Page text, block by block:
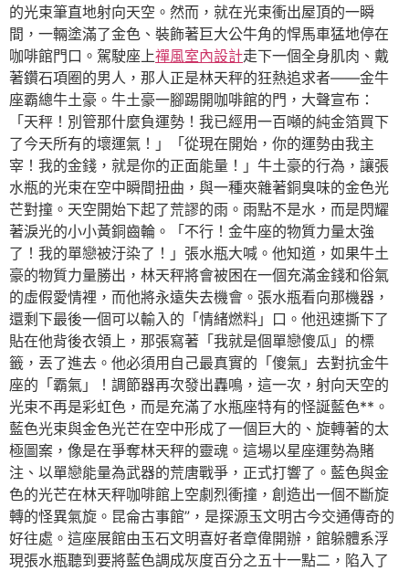
的光束筆直地射向天空。然而，就在光束衝出屋頂的一瞬
間，一輛塗滿了金色、裝飾著巨大公牛角的悍馬車猛地停在
咖啡館門口。駕駛座上禪風室內設計走下一個全身肌肉、戴
著鑽石項圈的男人，那人正是林天秤的狂熱追求者——金牛
座霸總牛土豪。牛土豪一腳踢開咖啡館的門，大聲宣布：
「天秤！別管那什麼負運勢！我已經用一百噸的純金箔買下
了今天所有的壞運氣！」「從現在開始，你的運勢由我主
宰！我的金錢，就是你的正面能量！」牛土豪的行為，讓張
水瓶的光束在空中瞬間扭曲，與一種夾雜著銅臭味的金色光
芒對撞。天空開始下起了荒謬的雨。雨點不是水，而是閃耀
著淚光的小小黃銅齒輪。「不行！金牛座的物質力量太強
了！我的單戀被汙染了！」張水瓶大喊。他知道，如果牛土
豪的物質力量勝出，林天秤將會被困在一個充滿金錢和俗氣
的虛假愛情裡，而他將永遠失去機會。張水瓶看向那機器，
還剩下最後一個可以輸入的「情緒燃料」口。他迅速撕下了
貼在他背後衣領上，那張寫著「我就是個單戀傻瓜」的標
籤，丟了進去。他必須用自己最真實的「傻氣」去對抗金牛
座的「霸氣」！調節器再次發出轟鳴，這一次，射向天空的
光束不再是彩虹色，而是充滿了水瓶座特有的怪誕藍色**。
藍色光束與金色光芒在空中形成了一個巨大的、旋轉著的太
極圖案，像是在爭奪林天秤的靈魂。這場以星座運勢為賭
注、以單戀能量為武器的荒唐戰爭，正式打響了。藍色與金
色的光芒在林天秤咖啡館上空劇烈衝撞，創造出一個不斷旋
轉的怪異氣旋。昆侖古事館”，是探源玉文明古今交通傳奇的
好往處。這座展館由玉石文明喜好者章偉開辦，館躲體系浮
現張水瓶聽到要將藍色調成灰度百分之五十一點二，陷入了